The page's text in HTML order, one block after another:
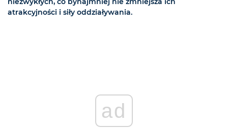
atrakcyjności i siły oddziaływania.
ad